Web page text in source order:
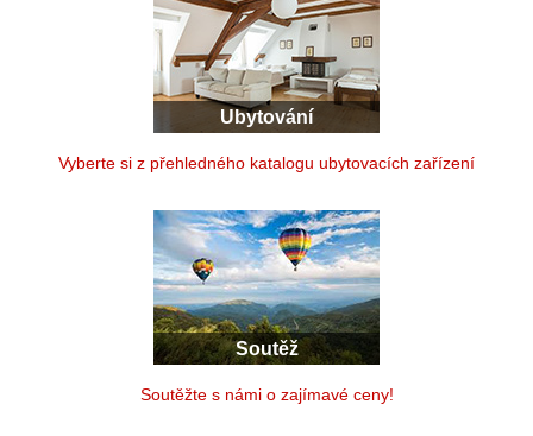
Ubytování
Vyberte si z přehledného katalogu ubytovacích zařízení
Soutěž
Soutěžte s námi o zajímavé ceny!